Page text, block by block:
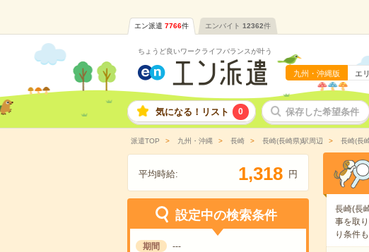
エン派遣 7766件 エンバイト 12362件
ちょうど良いワークライフバランスが叶う
九州・沖縄版 エ
気になる！リスト 0 保存した希望条件
派遣TOP 九州・沖縄 長崎 長崎(長崎県)駅周辺 長崎(長
平均時給: 1,318 円
設定中の検索条件
期間 ---
長崎(長
事を取
り条件